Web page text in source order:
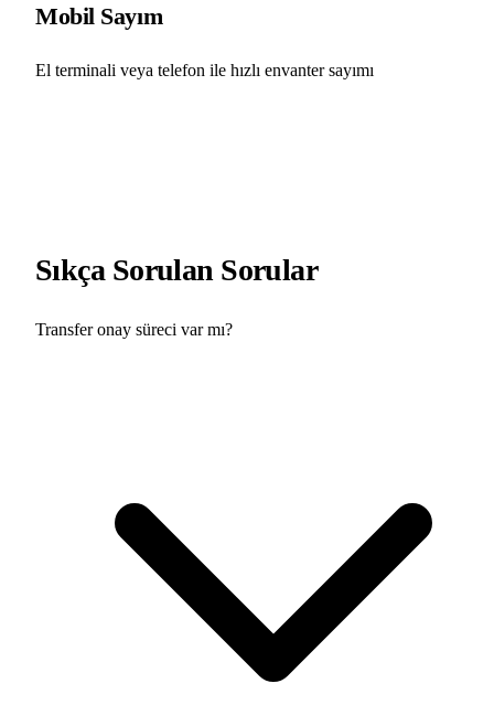
Mobil Sayım
El terminali veya telefon ile hızlı envanter sayımı
Sıkça Sorulan Sorular
Transfer onay süreci var mı?